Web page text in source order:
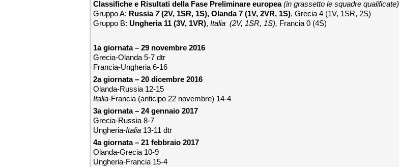
Classifiche e Risultati della Fase Preliminare europea(in grassetto le squadre qualificate)
Gruppo A: Russia 7(2V, 1SR, 1S), Olanda 7 (1V, 2VR, 1S), Grecia 4 (1V, 1SR, 2S)
Gruppo B: Ungheria 11 (3V, 1VR), Italia (2V, 1SR, 1S), Francia 0 (4S)
1a giornata – 29 novembre 2016
Grecia-Olanda 5-7 dtr
Francia-Ungheria 6-16
2a giornata – 20 dicembre 2016
Olanda-Russia 12-15
Italia-Francia (anticipo 22 novembre) 14-4
3a giornata – 24 gennaio 2017
Grecia-Russia 8-7
Ungheria-Italia 13-11 dtr
4a giornata – 21 febbraio 2017
Olanda-Grecia 10-9
Ungheria-Francia 15-4